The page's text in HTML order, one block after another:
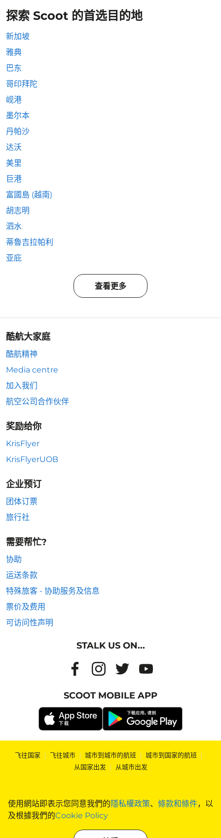
使用網站即表示您同意我們的隱私權政策、 條款和條件，以
及根據我們的Cookie Policy
探索 Scoot 的首选目的地
新加坡
雅典
巴东
哥印拜陀
岘港
墨尔本
丹帕沙
达沃
美里
巨港
富國島 (越南)
胡志明
泗水
蒂魯吉拉帕利
亚庇
查看更多
酷航大家庭
酷航精神
Media centre
加入我们
航空公司合作伙伴
奖励给你
KrisFlyer
KrisFlyerUOB
企业预订
团体订票
旅行社
需要帮忙?
协助
运送条款
特殊旅客 - 协助服务及信息
票价及费用
可访问性声明
STALK US ON...
SCOOT MOBILE APP
飞往国家 | 飞往城市 | 城市到城市的航班 | 城市到国家的航班 |
从国家出发 | 从城市出发